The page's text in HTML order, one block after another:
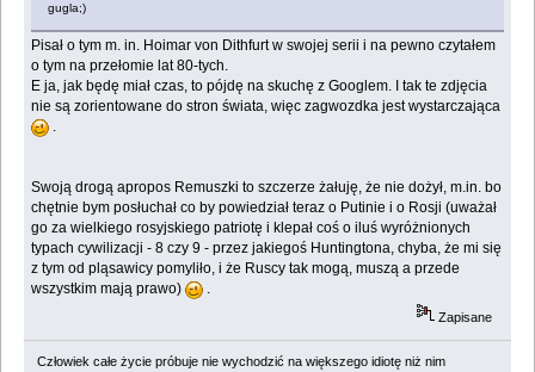
gugla;)
Pisał o tym m. in. Hoimar von Dithfurt w swojej serii i na pewno czytałem
o tym na przełomie lat 80-tych.
E ja, jak będę miał czas, to pójdę na skuchę z Googlem. I tak te zdjęcia
nie są zorientowane do stron świata, więc zagwozdka jest wystarczająca
.
Swoją drogą apropos Remuszki to szczerze żałuję, że nie dożył, m.in. bo
chętnie bym posłuchał co by powiedział teraz o Putinie i o Rosji (uważał
go za wielkiego rosyjskiego patriotę i klepał coś o iluś wyróżnionych
typach cywilizacji - 8 czy 9 - przez jakiegoś Huntingtona, chyba, że mi się
z tym od pląsawicy pomyliło, i że Ruscy tak mogą, muszą a przede
wszystkim mają prawo)
.
Zapisane
Człowiek całe życie próbuje nie wychodzić na większego idiotę niż nim